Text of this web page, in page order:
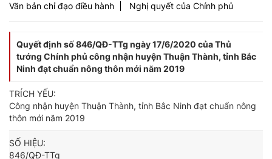
Văn bản chỉ đạo điều hành
Nghị quyết của Chính phủ
Quyết định số 846/QĐ-TTg ngày 17/6/2020 của Thủ
tướng Chính phủ công nhận huyện Thuận Thành, tỉnh Bắc
Ninh đạt chuẩn nông thôn mới năm 2019
TRÍCH YẾU:
Công nhận huyện Thuận Thành, tỉnh Bắc Ninh đạt chuẩn nông
thôn mới năm 2019
SỐ HIỆU:
846/QĐ-TTg